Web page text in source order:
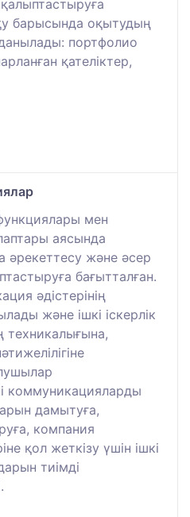
барысында оқытудың
портфолио
қателіктер,
мен
аясында
әрекеттесу және әсер
бағытталған.
әдістерінің
және ішкі іскерлік
коммуникацияларды
дамытуға,
компания
қол жеткізу үшін ішкі
тиімді